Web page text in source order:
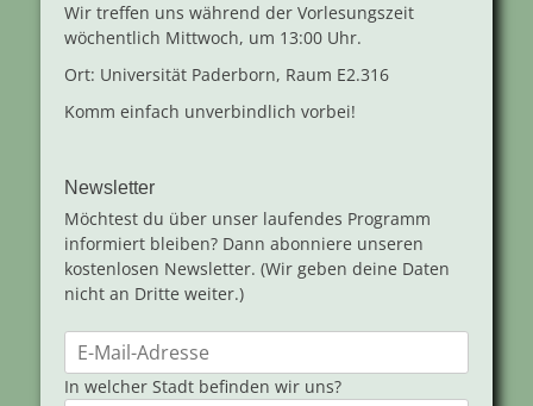
Wir treffen uns während der Vorlesungszeit
wöchentlich Mittwoch, um 13:00 Uhr.
Ort: Universität Paderborn, Raum E2.316
Komm einfach unverbindlich vorbei!
Newsletter
Möchtest du über unser laufendes Programm
informiert bleiben? Dann abonniere unseren
kostenlosen Newsletter. (Wir geben deine Daten
nicht an Dritte weiter.)
In welcher Stadt befinden wir uns?